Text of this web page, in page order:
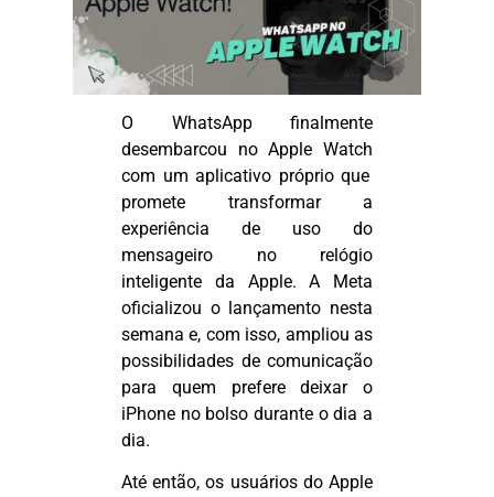
O WhatsApp finalmente
desembarcou no Apple Watch
com um aplicativo próprio que
promete transformar a
experiência de uso do
mensageiro no relógio
inteligente da Apple. A Meta
oficializou o lançamento nesta
semana e, com isso, ampliou as
possibilidades de comunicação
para quem prefere deixar o
iPhone no bolso durante o dia a
dia.
Até então, os usuários do Apple